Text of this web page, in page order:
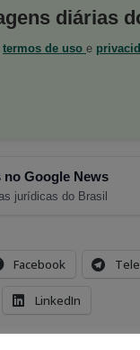
diárias
termos de uso e
Google News
jurídicas do Brasil
Facebook
LinkedIn